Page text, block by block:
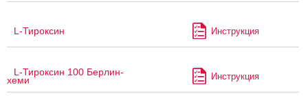
L-Тироксин Инструкция
L-Тироксин 100 Берлин-
хеми Инструкция